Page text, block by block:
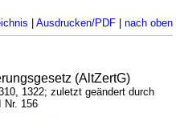
Ausdrucken/PDF| nach oben
(AltZertG)
1322; zuletzt geändert durch
Nr. 156